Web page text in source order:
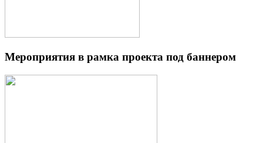
Мероприятия в рамка проекта под баннером